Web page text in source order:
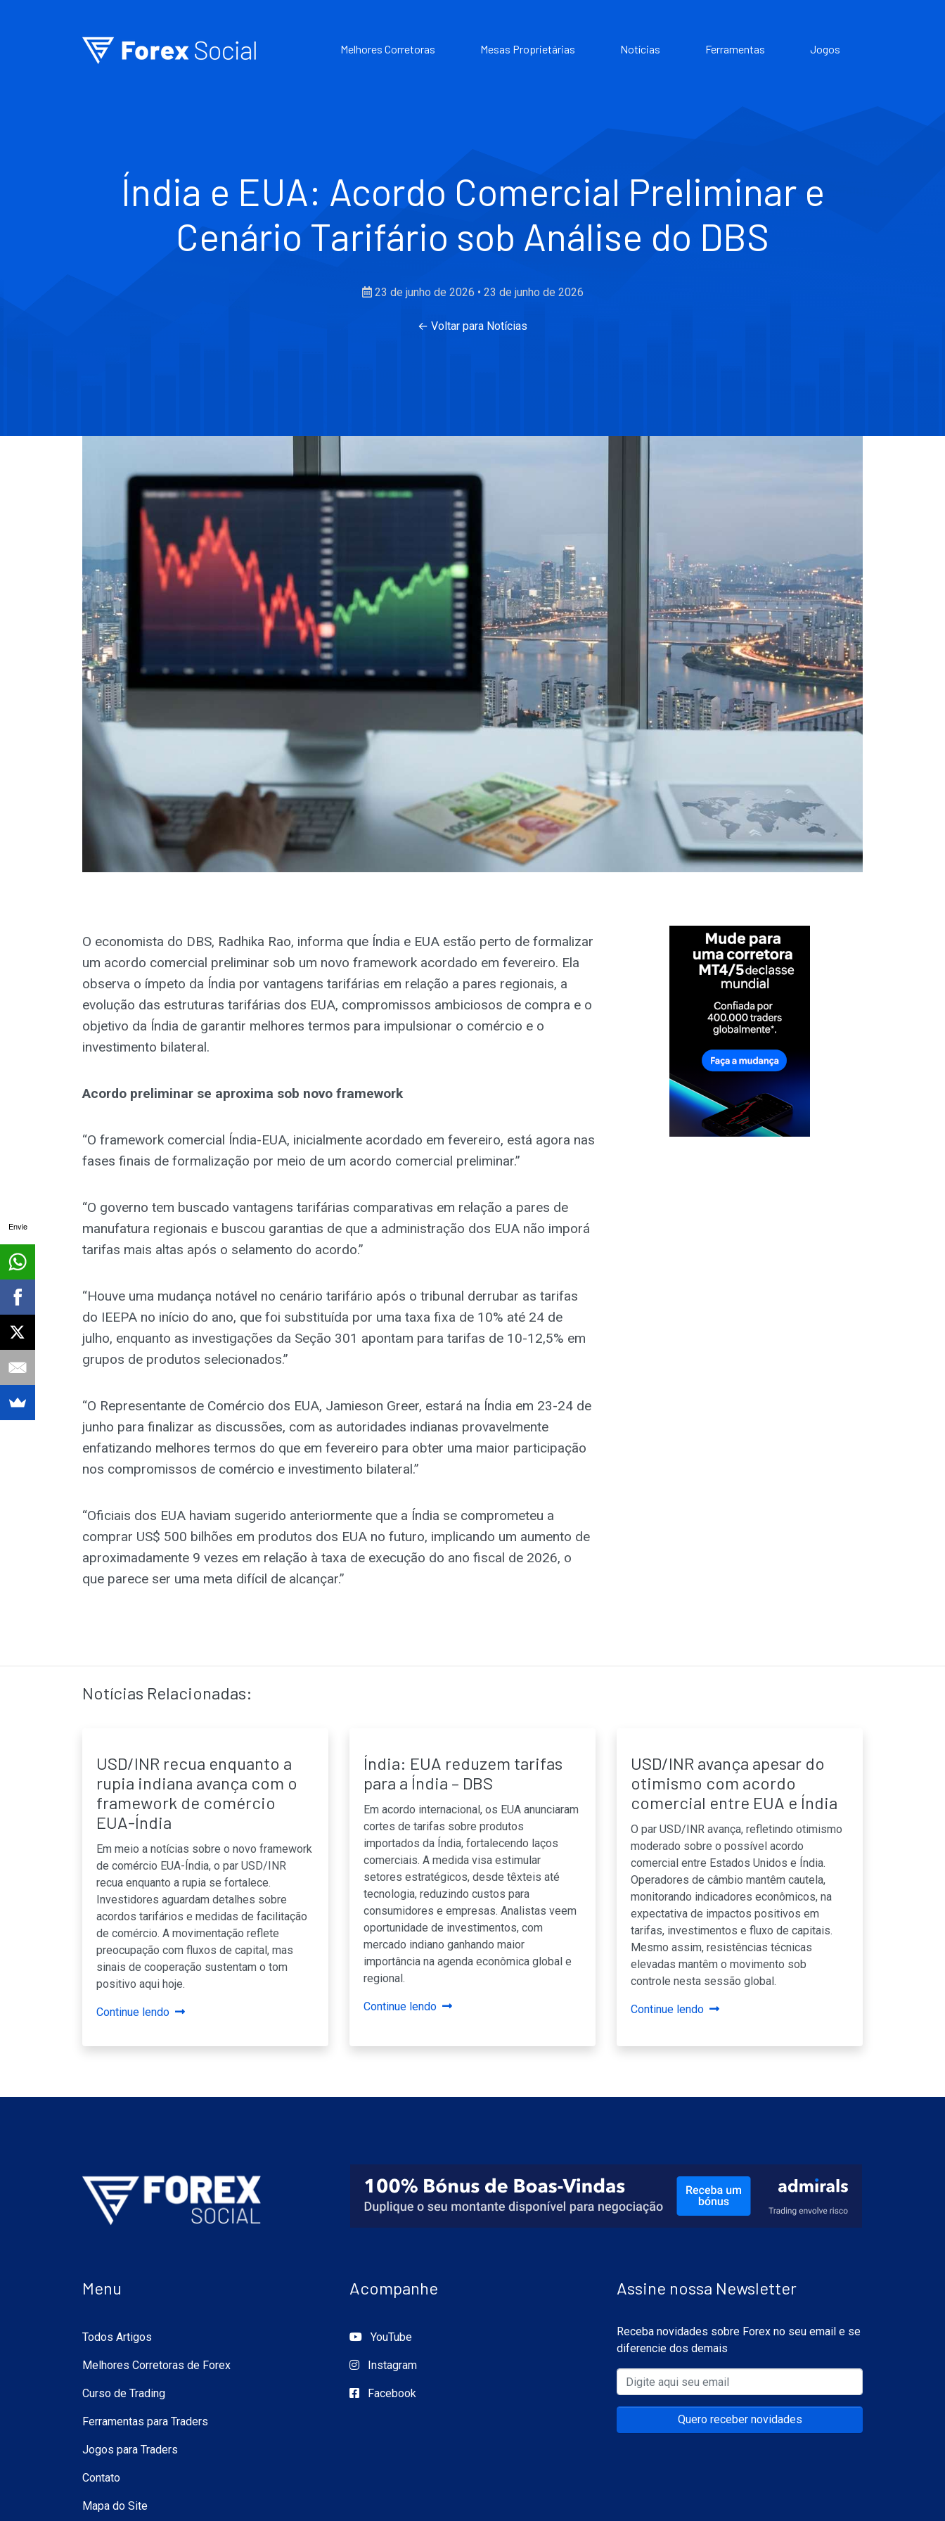
Melhores Corretoras Mesas Proprietárias Notícias Ferramentas Jogos
Índia e EUA: Acordo Comercial Preliminar e
Cenário Tarifário sob Análise do DBS
23 de junho de 2026 • 23 de junho de 2026
← Voltar para Notícias
O economista do DBS, Radhika Rao, informa que Índia e EUA estão perto de formalizar
um acordo comercial preliminar sob um novo framework acordado em fevereiro. Ela
observa o ímpeto da Índia por vantagens tarifárias em relação a pares regionais, a
evolução das estruturas tarifárias dos EUA, compromissos ambiciosos de compra e o
objetivo da Índia de garantir melhores termos para impulsionar o comércio e o
investimento bilateral.
Acordo preliminar se aproxima sob novo framework
“O framework comercial Índia-EUA, inicialmente acordado em fevereiro, está agora nas
fases finais de formalização por meio de um acordo comercial preliminar.”
“O governo tem buscado vantagens tarifárias comparativas em relação a pares de
manufatura regionais e buscou garantias de que a administração dos EUA não imporá
tarifas mais altas após o selamento do acordo.”
“Houve uma mudança notável no cenário tarifário após o tribunal derrubar as tarifas
do IEEPA no início do ano, que foi substituída por uma taxa fixa de 10% até 24 de
julho, enquanto as investigações da Seção 301 apontam para tarifas de 10-12,5% em
grupos de produtos selecionados.”
“O Representante de Comércio dos EUA, Jamieson Greer, estará na Índia em 23-24 de
junho para finalizar as discussões, com as autoridades indianas provavelmente
enfatizando melhores termos do que em fevereiro para obter uma maior participação
nos compromissos de comércio e investimento bilateral.”
“Oficiais dos EUA haviam sugerido anteriormente que a Índia se comprometeu a
comprar US$ 500 bilhões em produtos dos EUA no futuro, implicando um aumento de
aproximadamente 9 vezes em relação à taxa de execução do ano fiscal de 2026, o
que parece ser uma meta difícil de alcançar.”
Notícias Relacionadas:
USD/INR recua enquanto a
rupia indiana avança com o
framework de comércio
EUA-Índia
Em meio a notícias sobre o novo framework
de comércio EUA-Índia, o par USD/INR
recua enquanto a rupia se fortalece.
Investidores aguardam detalhes sobre
acordos tarifários e medidas de facilitação
de comércio. A movimentação reflete
preocupação com fluxos de capital, mas
sinais de cooperação sustentam o tom
positivo aqui hoje.
Continue lendo
Índia: EUA reduzem tarifas
para a Índia – DBS
Em acordo internacional, os EUA anunciaram
cortes de tarifas sobre produtos
importados da Índia, fortalecendo laços
comerciais. A medida visa estimular
setores estratégicos, desde têxteis até
tecnologia, reduzindo custos para
consumidores e empresas. Analistas veem
oportunidade de investimentos, com
mercado indiano ganhando maior
importância na agenda econômica global e
regional.
Continue lendo
USD/INR avança apesar do
otimismo com acordo
comercial entre EUA e Índia
O par USD/INR avança, refletindo otimismo
moderado sobre o possível acordo
comercial entre Estados Unidos e Índia.
Operadores de câmbio mantêm cautela,
monitorando indicadores econômicos, na
expectativa de impactos positivos em
tarifas, investimentos e fluxo de capitais.
Mesmo assim, resistências técnicas
elevadas mantêm o movimento sob
controle nesta sessão global.
Continue lendo
Menu
Todos Artigos
Melhores Corretoras de Forex
Curso de Trading
Ferramentas para Traders
Jogos para Traders
Contato
Mapa do Site
Acompanhe
YouTube
Instagram
Facebook
Assine nossa Newsletter
Receba novidades sobre Forex no seu email e se
diferencie dos demais
Quero receber novidades
Envie